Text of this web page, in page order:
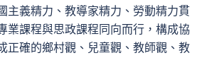
主義精力、教導家精力、勞動精力貫
業課程與思政課程同向而行，構成協
正確的鄉村觀、兒童觀、教師觀、教